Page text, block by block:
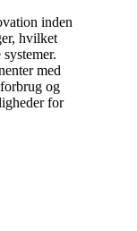
inden
hvilket
med
og
for